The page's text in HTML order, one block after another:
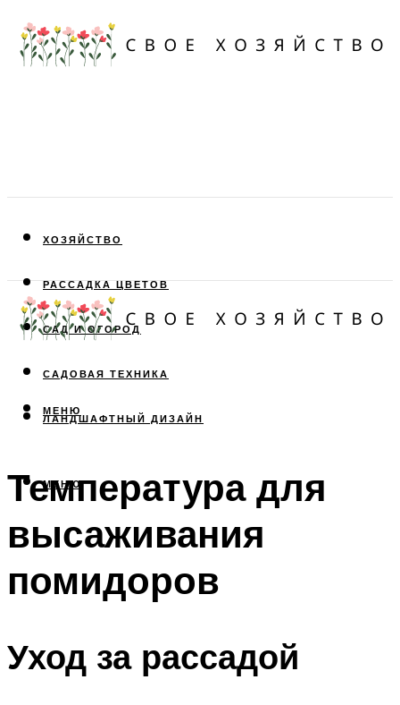
ХОЗЯЙСТВО
РАССАДКА ЦВЕТОВ
САД И ОГОРОД
САДОВАЯ ТЕХНИКА
ЛАНДШАФТНЫЙ ДИЗАЙН
МЕНЮ
МЕНЮ
Температура для
высаживания
помидоров
Уход за рассадой